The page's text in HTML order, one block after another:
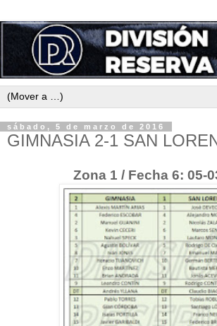
sábado, 5 de marzo de 2016
GIMNASIA 2-1 SAN
Zona 1 / Fecha 6: 05-